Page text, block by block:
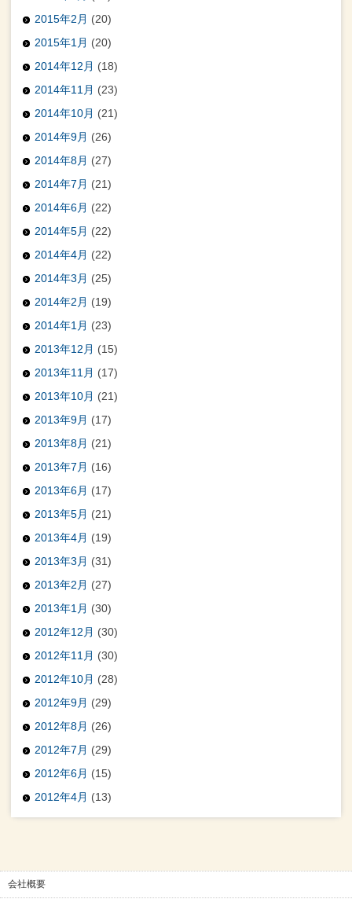
2015年2月 (20)
2015年1月 (20)
2014年12月 (18)
2014年11月 (23)
2014年10月 (21)
2014年9月 (26)
2014年8月 (27)
2014年7月 (21)
2014年6月 (22)
2014年5月 (22)
2014年4月 (22)
2014年3月 (25)
2014年2月 (19)
2014年1月 (23)
2013年12月 (15)
2013年11月 (17)
2013年10月 (21)
2013年9月 (17)
2013年8月 (21)
2013年7月 (16)
2013年6月 (17)
2013年5月 (21)
2013年4月 (19)
2013年3月 (31)
2013年2月 (27)
2013年1月 (30)
2012年12月 (30)
2012年11月 (30)
2012年10月 (28)
2012年9月 (29)
2012年8月 (26)
2012年7月 (29)
2012年6月 (15)
2012年4月 (13)
会社概要